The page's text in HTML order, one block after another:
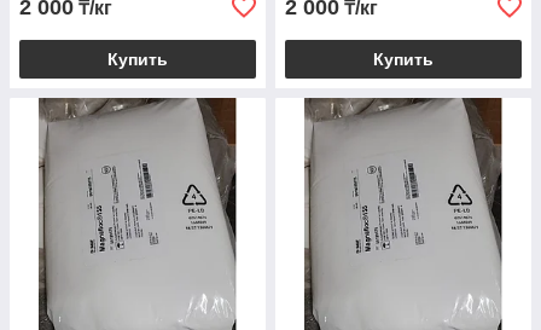
2 000 ₸/кг
Купить
2 000 ₸/кг
Купить